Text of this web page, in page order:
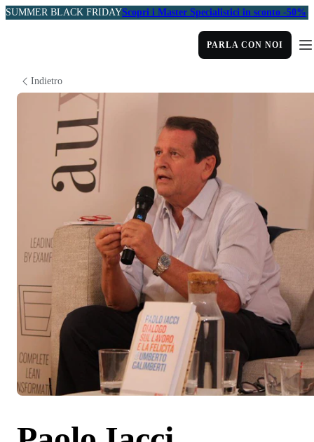
SUMMER BLACK FRIDAYScopri i Master Specialistici in sconto -50%
PARLA CON NOI
Indietro